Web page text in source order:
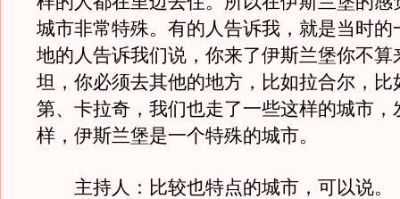
城市非常特殊。有的人告诉我，就是当时的
地的人告诉我们说，你来了伊斯兰堡你不算
坦，你必须去其他的地方，比如拉合尔，比
第、卡拉奇，我们也走了一些这样的城市，
样，伊斯兰堡是一个特殊的城市。
主持人：比较也特点的城市，可以说。